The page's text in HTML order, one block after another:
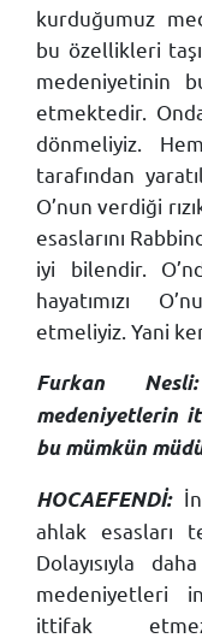
kurduğumuz
bu özellikleri
medeniyetinin
etmektedir.
dönmeliyiz.
tarafından
O’nun verdiği
esaslarını
iyi bilendir.
hayatımızı
etmeliyiz. Yani
Furkan
medeniyetlerin
bu mümkün
HOCAEFENDİ:
ahlak esasları
Dolayısıyla
medeniyetleri
ittifak